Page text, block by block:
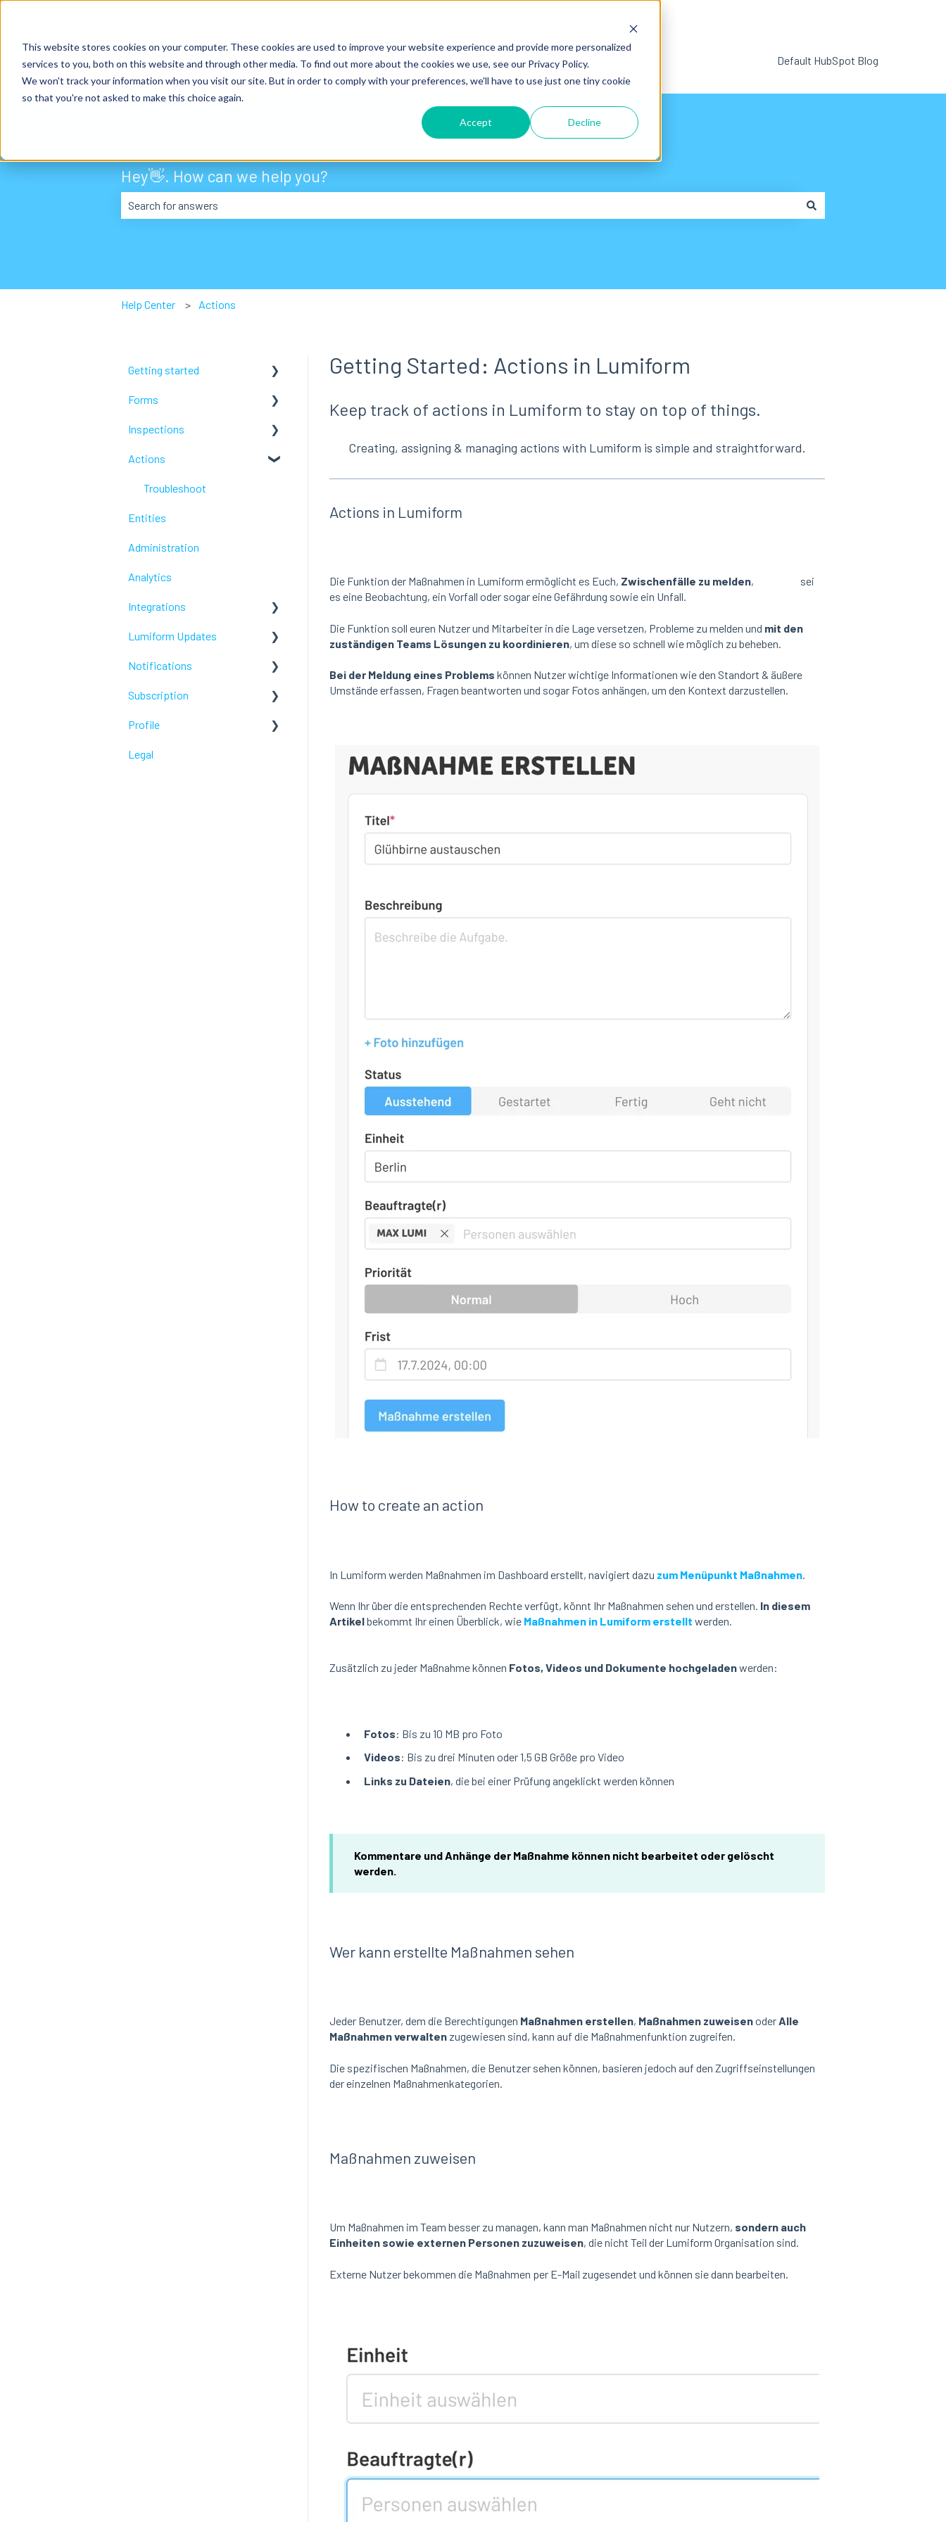
This website stores cookies on your computer. These cookies are used to improve your website experience and provide more personalized
services to you, both on this website and through other media. To find out more about the cookies we use, see our Privacy Policy.
We won't track your information when you visit our site. But in order to comply with your preferences, we'll have to use just one tiny cookie
so that you're not asked to make this choice again.
Accept Decline
Default HubSpot Blog
Hey👋. How can we help you?
Help Center Actions
Getting Started: Actions in Lumiform
Keep track of actions in Lumiform to stay on top of things.
Creating, assigning & managing actions with Lumiform is simple and straightforward.
Actions in Lumiform
Die Funktion der Maßnahmen in Lumiform ermöglicht es Euch, Zwischenfälle zu melden, sei
es eine Beobachtung, ein Vorfall oder sogar eine Gefährdung sowie ein Unfall.
Die Funktion soll euren Nutzer und Mitarbeiter in die Lage versetzen, Probleme zu melden und mit den
zuständigen Teams Lösungen zu koordinieren, um diese so schnell wie möglich zu beheben.
Bei der Meldung eines Problems können Nutzer wichtige Informationen wie den Standort & äußere
Umstände erfassen, Fragen beantworten und sogar Fotos anhängen, um den Kontext darzustellen.
How to create an action
In Lumiform werden Maßnahmen im Dashboard erstellt, navigiert dazu zum Menüpunkt Maßnahmen.
Wenn Ihr über die entsprechenden Rechte verfügt, könnt Ihr Maßnahmen sehen und erstellen. In diesem
Artikelbekommt Ihr einen Überblick, wie Maßnahmen in Lumiform erstellt werden.
Zusätzlich zu jeder Maßnahme können Fotos, Videos und Dokumente hochgeladenwerden:
Fotos: Bis zu 10 MB pro Foto
Videos: Bis zu drei Minuten oder 1,5 GB Größe pro Video
Links zu Dateien, die bei einer Prüfung angeklickt werden können
Kommentare und Anhänge der Maßnahme könnennicht bearbeitet oder gelöscht
werden.
Wer kann erstellte Maßnahmen sehen
Jeder Benutzer, dem die Berechtigungen Maßnahmen erstellen, Maßnahmen zuweisenoderAlle
Maßnahmen verwaltenzugewiesen sind, kann auf die Maßnahmenfunktion zugreifen.
Die spezifischen Maßnahmen, die Benutzer sehen können, basieren jedoch auf den Zugriffseinstellungen
der einzelnen Maßnahmenkategorien.
Maßnahmen zuweisen
Um Maßnahmen im Team besser zu managen, kann man Maßnahmen nicht nur Nutzern, sondern auch
Einheiten sowie externen Personen zuzuweisen, die nicht Teil der Lumiform Organisation sind.
Externe Nutzer bekommen die Maßnahmen per E-Mail zugesendet und können sie dann bearbeiten.
Getting started
Lumiform Basics
Set up Lumiform
Forms
Configure your reports
Troubleshoot
Inspections
Troubleshoot
Actions
Troubleshoot
Entities
Administration
Analytics
Integrations
Webhooks /Workflow
Lumiform Updates
New features
Notifications
Troubleshoot
Subscription
Troubleshoot
Profile
Troubleshoot
Legal